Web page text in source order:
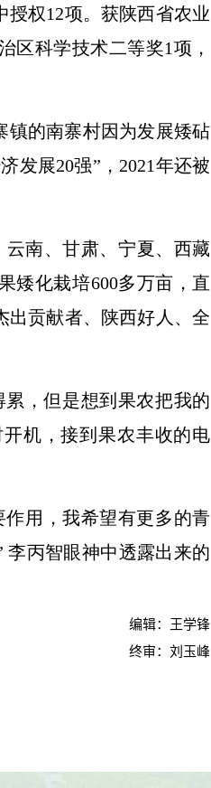
授权12项。获陕西省农业
区科学技术二等奖1项，
的南寨村因为发展矮砧
发展20强”，2021年还被
南、甘肃、宁夏、西藏
矮化栽培600多万亩，直
出贡献者、陕西好人、全
，但是想到果农把我的
机，接到果农丰收的电
用，我希望有更多的青
丙智眼神中透露出来的
编辑：王学锋
终审：刘玉峰